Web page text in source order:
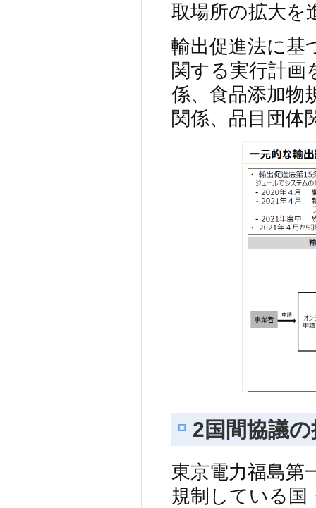
取場所の拡大を
輸出促進法に基
関する実行計画
係、食品添加物
関係、品目団体
2国間協議の
東京電力福島第
規制している国